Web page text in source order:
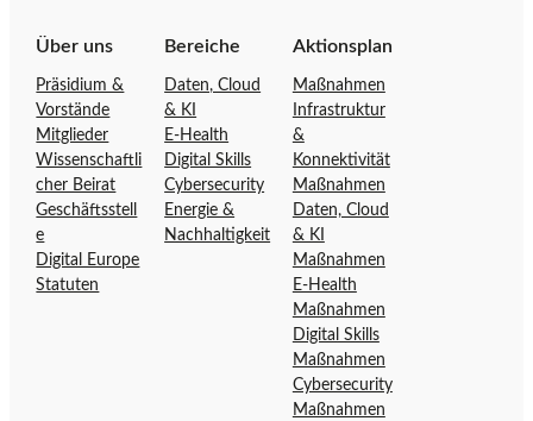
i
t
e
d
e
r
D
i
e
n
s
i
v
e
Ö
s
Über uns
Präsidium &
Vorstände
Mitglieder
Wissenschaftli
cher Beirat
Geschäftsstell
e
Digital Europe
Statuten
Bereiche
Daten, Cloud
& KI
E-Health
Digital Skills
Cybersecurity
Energie &
Nachhaltigkeit
Aktionsplan
Maßnahmen
Infrastruktur
&
Konnektivität
Maßnahmen
Daten, Cloud
& KI
Maßnahmen
E-Health
Maßnahmen
Digital Skills
Maßnahmen
Cybersecurity
Maßnahmen